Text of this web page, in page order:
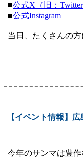
■公式X（旧：Twitter
■公式Instagram
当日、たくさんの
【イベント情報】
今年のサンマは豊作